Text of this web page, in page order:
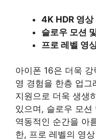
4K HDR 영상
슬로우 모션
프로 레벨 영
아이폰 16은 더욱
영 경험을 한층 업
지원으로 더욱 생생
있으며, 슬로우 모션
역동적인 순간을 아
한, 프로 레벨의 영